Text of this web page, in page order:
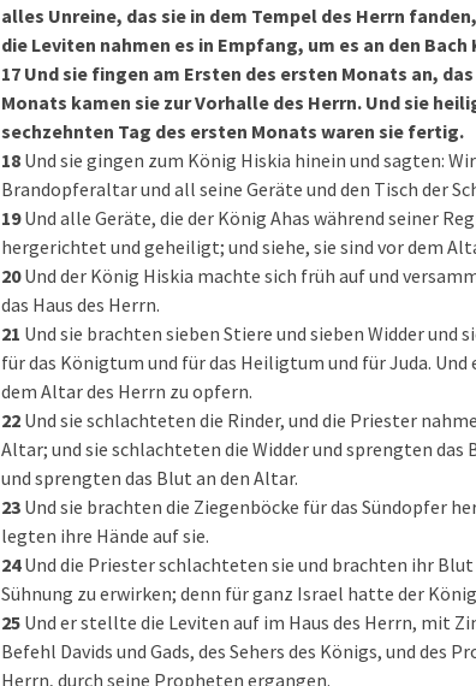
alles Unreine, das sie in dem Tempel des Herrn
die Leviten nahmen es in Empfang, um es an den
17 Und sie fingen am Ersten des ersten Monats an,
Monats kamen sie zur Vorhalle des Herrn. Und sie
sechzehnten Tag des ersten Monats waren sie fertig.
18 Und sie gingen zum König Hiskia hinein und sagten:
Brandopferaltar und all seine Geräte und den Tisch der
19Und alle Geräte, die der König Ahas während seiner
hergerichtet und geheiligt; und siehe, sie sind vor dem
20Und der König Hiskia machte sich früh auf und
das Haus des Herrn.
21 Und sie brachten sieben Stiere und sieben Widder und
für das Königtum und für das Heiligtum und für Juda.
dem Altar des Herrn zu opfern.
22 Und sie schlachteten die Rinder, und die Priester
Altar; und sie schlachteten die Widder und sprengten
und sprengten das Blut an den Altar.
23 Und sie brachten die Ziegenböcke für das Sündopfer
legten ihre Hände auf sie.
24Und die Priester schlachteten sie und brachten ihr
Sühnung zu erwirken; denn für ganz Israel hatte der
25 Und er stellte die Leviten auf im Haus des Herrn, mit
Befehl Davids und Gads, des Sehers des Königs, und des
Herrn, durch seine Propheten ergangen.